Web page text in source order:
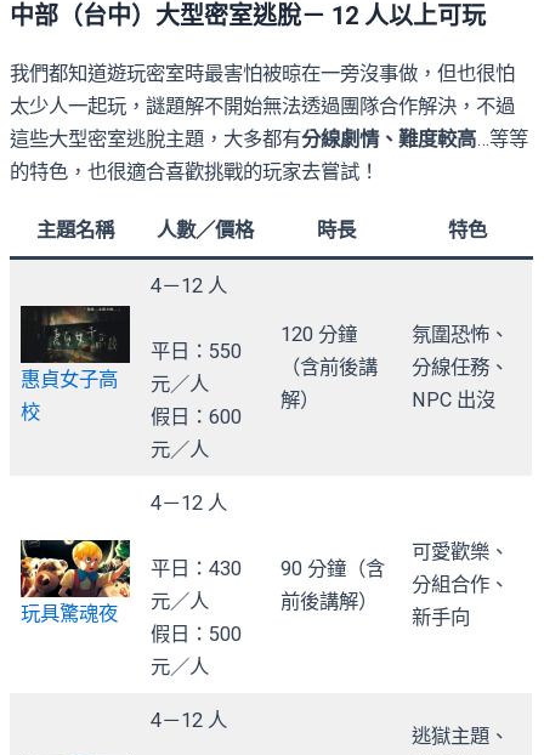
中部（台中）大型密室逃脫－ 12 人以上可玩
我們都知道遊玩密室時最害怕被晾在一旁沒事做，但也很怕
太少人一起玩，謎題解不開始無法透過團隊合作解決，不過
這些大型密室逃脫主題，大多都有分線劇情、難度較高…等等
的特色，也很適合喜歡挑戰的玩家去嘗試！
主題名稱 人數／價格 時長 特色
惠貞女子高
校
4－12 人
平日：550
元／人
假日：600
元／人
120 分鐘
（含前後講
解）
氛圍恐怖、
分線任務、
NPC 出沒
玩具驚魂夜
4－12 人
平日：430
元／人
假日：500
元／人
90 分鐘（含
前後講解）
可愛歡樂、
分組合作、
新手向
4－12 人
逃獄主題、